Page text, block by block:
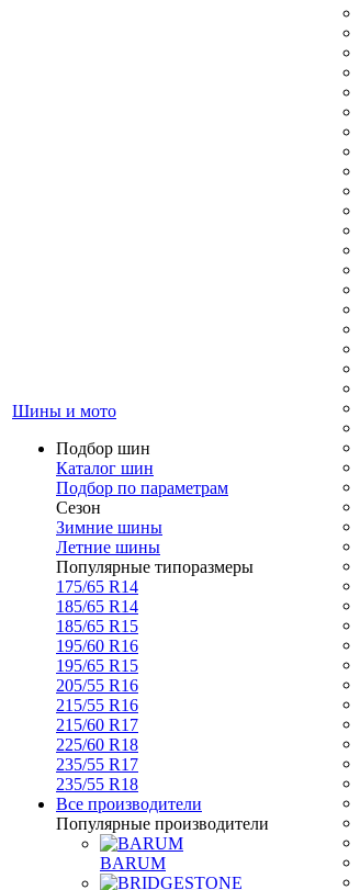
Шины и мото
Подбор шин
Каталог шин
Подбор по параметрам
Сезон
Зимние шины
Летние шины
Популярные типоразмеры
175/65 R14
185/65 R14
185/65 R15
195/60 R16
195/65 R15
205/55 R16
215/55 R16
215/60 R17
225/60 R18
235/55 R17
235/55 R18
Все производители
Популярные производители
BARUM